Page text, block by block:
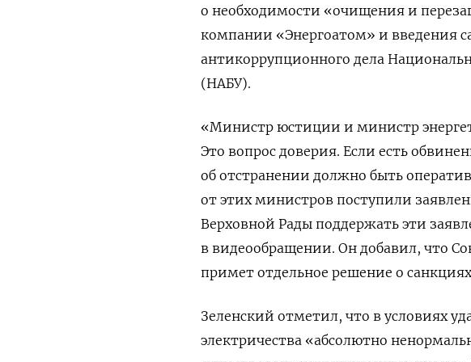
о необходимости «очищения и
компании «Энергоатом» и введения
антикоррупционного дела
(НАБУ).
«Министр юстиции и министр
Это вопрос доверия. Если есть
об отстранении должно быть
от этих министров поступили
Верховной Рады поддержать эти
в видеообращении. Он добавил, что
примет отдельное решение о
Зеленский отметил, что в условиях
электричества «абсолютно